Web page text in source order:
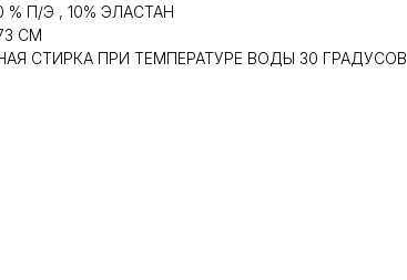
П/Э , 10% ЭЛАСТАН
СМ
СТИРКА ПРИ ТЕМПЕРАТУРЕ ВОДЫ 30 ГРАДУСОВ